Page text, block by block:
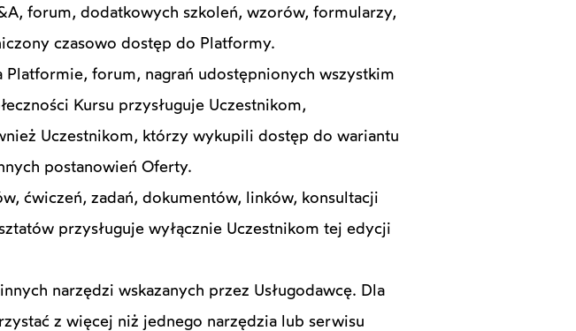
forum, dodatkowych szkoleń, wzorów, formularzy,
czasowo dostęp do Platformy.
forum, nagrań udostępnionych wszystkim
Kursu przysługuje Uczestnikom,
Uczestnikom, którzy wykupili dostęp do wariantu
postanowień Oferty.
ćwiczeń, zadań, dokumentów, linków, konsultacji
przysługuje wyłącznie Uczestnikom tej edycji
narzędzi wskazanych przez Usługodawcę. Dla
z więcej niż jednego narzędzia lub serwisu